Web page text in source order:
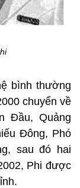
bình thường
chuyển về
Đầu, Quảng
Đông, Phó
sau đó hai
Phi được